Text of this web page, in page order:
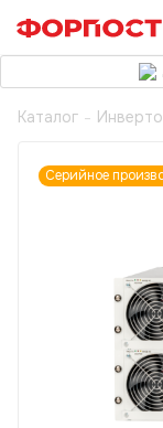
Каталог -
Серийное